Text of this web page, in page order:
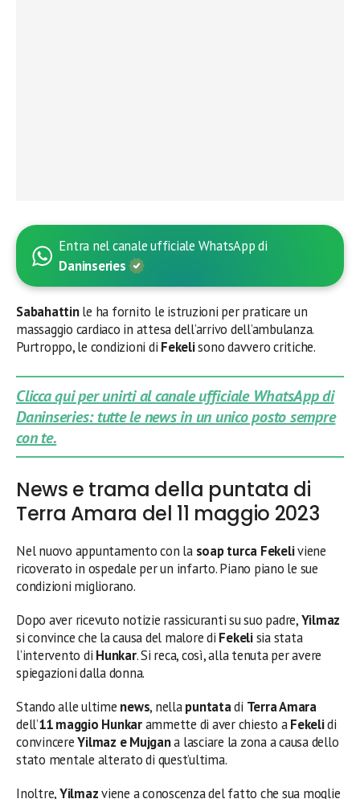
Entra nel canale ufficiale WhatsApp di
Daninseries
Sabahattinle ha fornito le istruzioni per praticare un
massaggio cardiaco in attesa dell’arrivo dell’ambulanza.
Purtroppo, le condizioni di Fekelisono davvero critiche.
Clicca qui per unirti al canale ufficiale WhatsApp di
Daninseries: tutte le news in un unico posto sempre
con te.
News e trama della puntata di
Terra Amara del 11 maggio 2023
Nel nuovo appuntamento con la soap turca Fekeliviene
ricoverato in ospedale per un infarto. Piano piano le sue
condizioni migliorano.
Dopo aver ricevuto notizie rassicuranti su suo padre,Yilmaz
si convince che la causa del malore di Fekelisia stata
l’intervento di Hunkar. Si reca, così, alla tenuta per avere
spiegazioni dalla donna.
Stando alle ultime news, nellapuntatadi Terra Amara
dell’11 maggio Hunkarammette di aver chiesto aFekelidi
convincereYilmaz e Mujgana lasciare la zona a causa dello
stato mentale alterato di quest’ultima.
Inoltre,Yilmazviene a conoscenza del fatto che sua moglie